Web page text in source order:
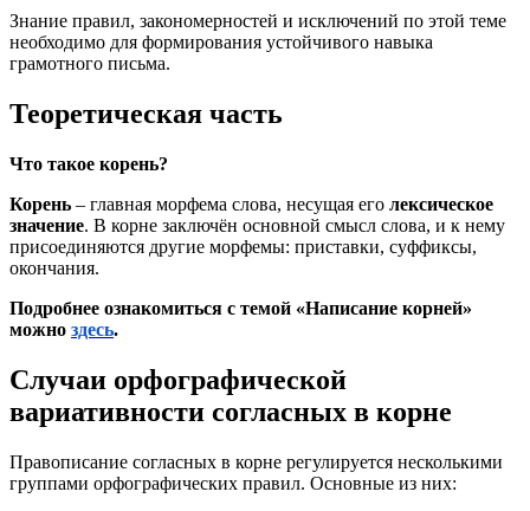
Знание правил, закономерностей и исключений по этой теме
необходимо для формирования устойчивого навыка
грамотного письма.
Теоретическая часть
Что такое корень?
Корень – главная морфема слова, несущая его лексическое
значение. В корне заключён основной смысл слова, и к нему
присоединяются другие морфемы: приставки, суффиксы,
окончания.
Подробнее ознакомиться с темой «Написание корней»
можно здесь.
Случаи орфографической
вариативности согласных в корне
Правописание согласных в корне регулируется несколькими
группами орфографических правил. Основные из них: